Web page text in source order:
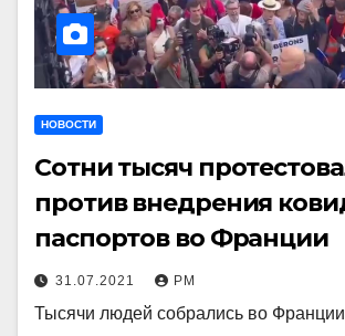
НОВОСТИ
Сотни тысяч
против внедрения
паспортов во Франции
31.07.2021 РМ
Тысячи людей собрались во Франции